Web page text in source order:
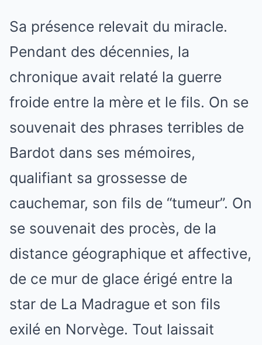
Sa présence relevait du miracle.
Pendant des décennies, la
chronique avait relaté la guerre
froide entre la mère et le fils. On se
souvenait des phrases terribles de
Bardot dans ses mémoires,
qualifiant sa grossesse de
cauchemar, son fils de “tumeur”. On
se souvenait des procès, de la
distance géographique et affective,
de ce mur de glace érigé entre la
star de La Madrague et son fils
exilé en Norvège. Tout laissait